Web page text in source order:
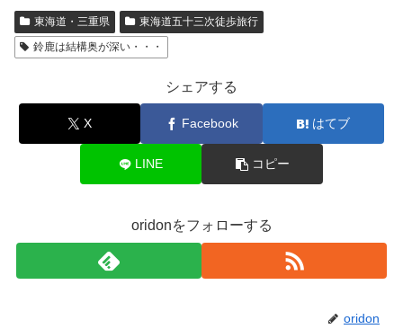
東海道・三重県
東海道五十三次徒歩旅行
鈴鹿は結構奥が深い・・・
シェアする
X Facebook はてブ
LINE コピー
oridonをフォローする
oridon